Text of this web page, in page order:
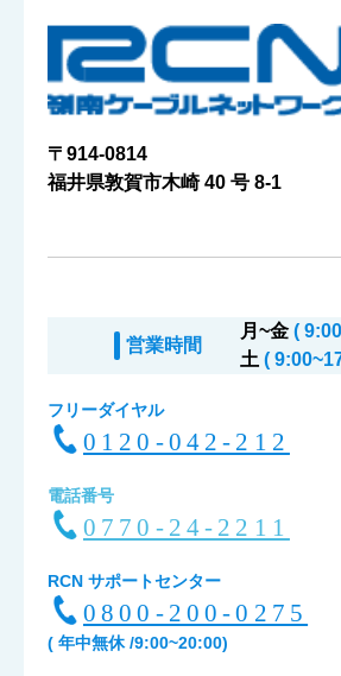
〒914-0814
福井県敦賀市木崎 40 号 8-1
営業時間
月~金 (
土 (
フリーダイヤル
0120-042-212
電話番号
0770-24-2211
RCN サポートセンター
0800-200-0275
( 年中無休 /9:00~20:00)